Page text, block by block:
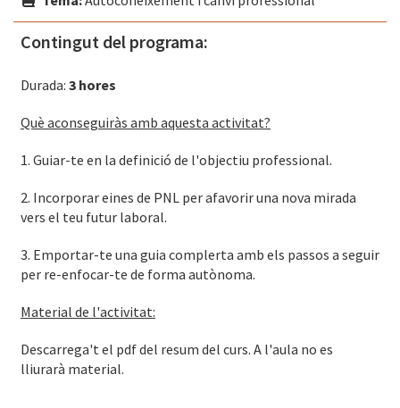
Contingut del programa:
Durada: 3 hores
Què aconseguiràs amb aquesta activitat?
1. Guiar-te en la definició de l'objectiu professional.
2. Incorporar eines de PNL per afavorir una nova mirada
vers el teu futur laboral.
3. Emportar-te una guia complerta amb els passos a seguir
per re-enfocar-te de forma autònoma.
Material de l'activitat:
Descarrega't el pdf del resum del curs. A l'aula no es
lliurarà material.